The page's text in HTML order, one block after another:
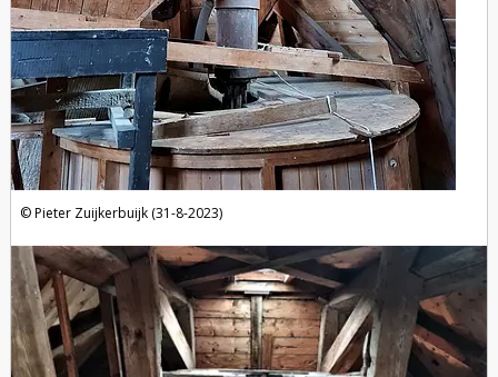
Pieter Zuijkerbuijk (31-8-2023)